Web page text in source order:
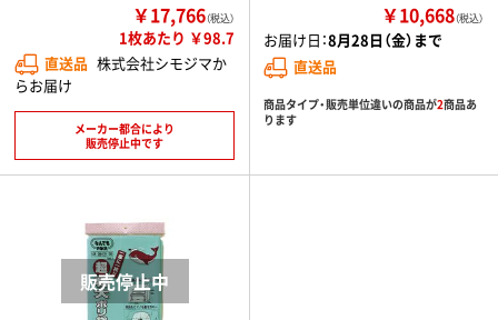
￥17,766（税込）
1枚あたり ￥98.7
直送品 株式会社シモジマか
らお届け
メーカー都合により
販売停止中です
￥10,668（税込）
お届け日：8月28日（金）まで
直送品
商品タイプ・販売単位違いの商品が2商品あ
ります